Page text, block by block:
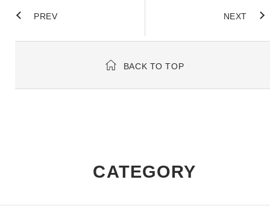
PREV NEXT
BACK TO TOP
CATEGORY